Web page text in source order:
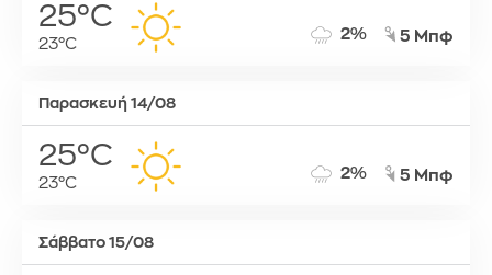
25°C
23°C
2% 5 Μπφ
Παρασκευή 14/08
25°C
23°C
2% 5 Μπφ
Σάββατο 15/08